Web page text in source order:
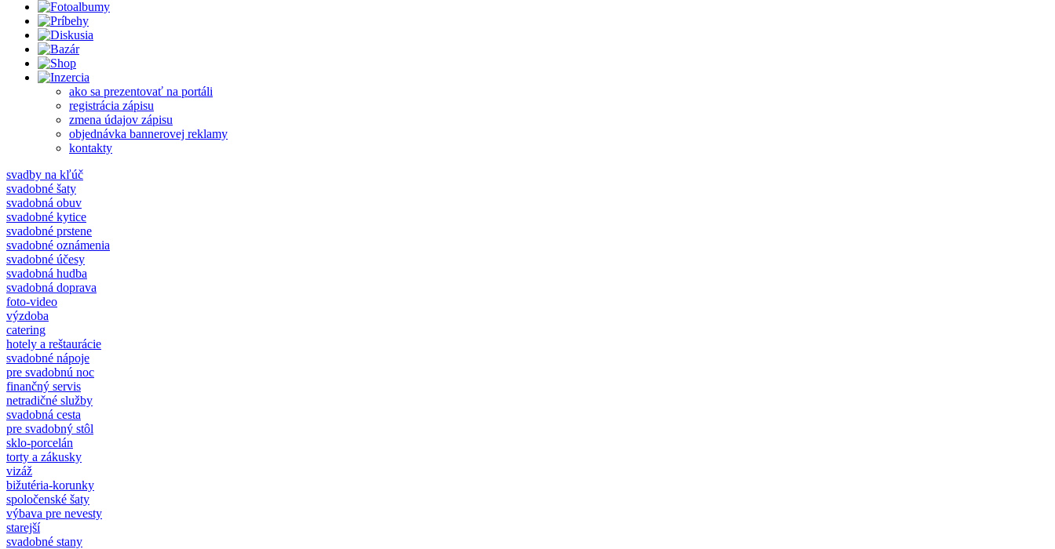
ako sa prezentovať na portáli
registrácia zápisu
zmena údajov zápisu
objednávka bannerovej reklamy
kontakty
svadby na kľúč
svadobné šaty
svadobná obuv
svadobné kytice
svadobné prstene
svadobné oznámenia
svadobné účesy
svadobná hudba
svadobná doprava
foto-video
výzdoba
catering
hotely a reštaurácie
svadobné nápoje
pre svadobnú noc
finančný servis
netradičné služby
svadobná cesta
pre svadobný stôl
sklo-porcelán
torty a zákusky
vizáž
bižutéria-korunky
spoločenské šaty
výbava pre nevesty
starejší
svadobné stany